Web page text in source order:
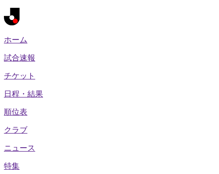
ホーム
試合速報
チケット
日程・結果
順位表
クラブ
ニュース
特集